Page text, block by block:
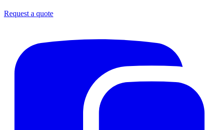
Request a quote